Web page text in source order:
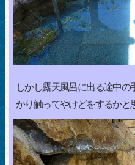
しかし露天風呂に出る途中
かり触ってやけどをするかと